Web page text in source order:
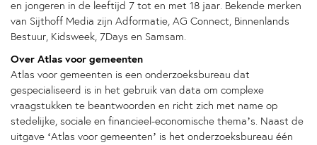
en jongeren in de leeftijd 7 tot en met 18 jaar. Bekende merken
van Sijthoff Media zijn Adformatie, AG Connect, Binnenlands
Bestuur, Kidsweek, 7Days en Samsam.
Over Atlas voor gemeenten
Atlas voor gemeenten is een onderzoeksbureau dat
gespecialiseerd is in het gebruik van data om complexe
vraagstukken te beantwoorden en richt zich met name op
stedelijke, sociale en financieel-economische thema’s. Naast de
uitgave ‘Atlas voor gemeenten’ is het onderzoeksbureau één